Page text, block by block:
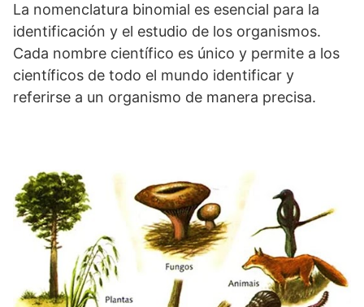
La nomenclatura binomial es esencial para la
identificación y el estudio de los organismos.
Cada nombre científico es único y permite a los
científicos de todo el mundo identificar y
referirse a un organismo de manera precisa.